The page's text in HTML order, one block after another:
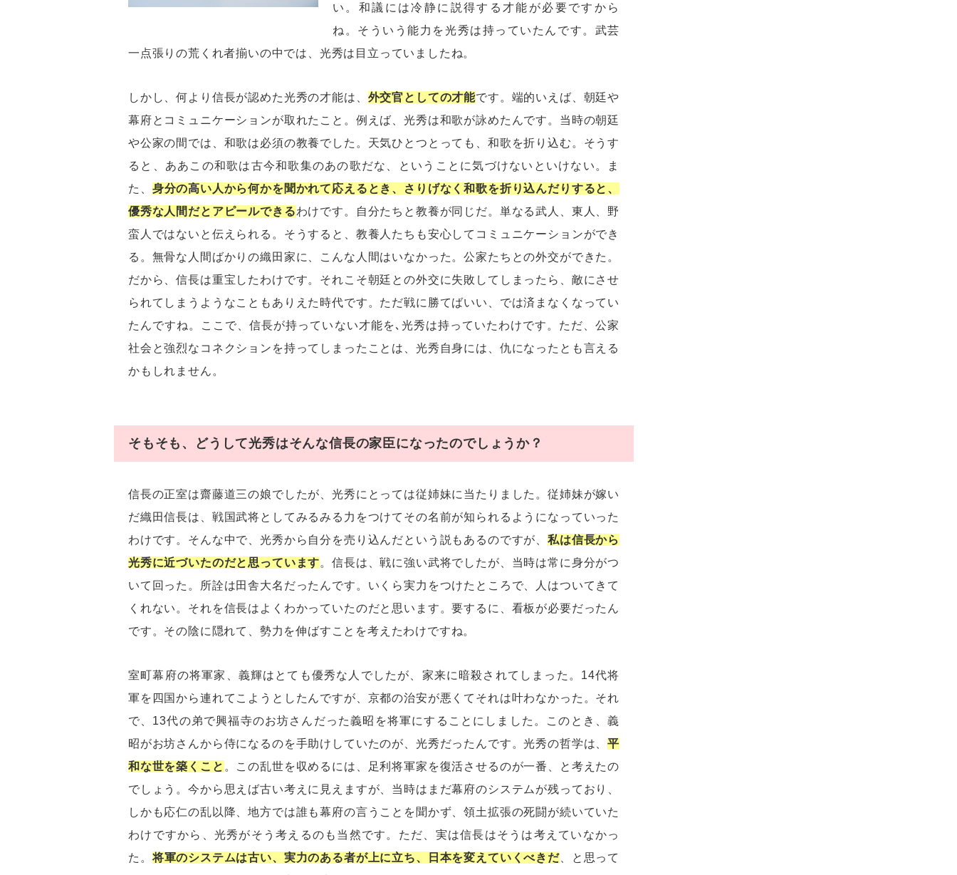
い。和議には冷静に説得する才能が必要ですから
ね。そういう能力を光秀は持っていたんです。武芸
一点張りの荒くれ者揃いの中では、光秀は目立っていましたね。
しかし、何より信長が認めた光秀の才能は、 外交官としての才能です。端的いえば、朝廷や
幕府とコミュニケーションが取れたこと。例えば、光秀は和歌が詠めたんです。当時の朝廷
や公家の間では、和歌は必須の教養でした。天気ひとつとっても、和歌を折り込む。そうす
ると、ああこの和歌は古今和歌集のあの歌だな、ということに気づけないといけない。ま
た、 身分の高い人から何かを聞かれて応えるとき、さりげなく和歌を折り込んだりすると、
優秀な人間だとアピールできるわけです。自分たちと教養が同じだ。単なる武人、東人、野
蛮人ではないと伝えられる。そうすると、教養人たちも安心してコミュニケーションができ
る。無骨な人間ばかりの織田家に、こんな人間はいなかった。公家たちとの外交ができた。
だから、信長は重宝したわけです。それこそ朝廷との外交に失敗してしまったら、敵にさせ
られてしまうようなこともありえた時代です。ただ戦に勝てばいい、では済まなくなってい
たんですね。ここで、信長が持っていない才能を､光秀は持っていたわけです。ただ、公家
社会と強烈なコネクションを持ってしまったことは、光秀自身には、仇になったとも言える
かもしれません。
そもそも、どうして光秀はそんな信長の家臣になったのでしょうか？
信長の正室は齋藤道三の娘でしたが、光秀にとっては従姉妹に当たりました。従姉妹が嫁い
だ織田信長は、戦国武将としてみるみる力をつけてその名前が知られるようになっていった
わけです。そんな中で、光秀から自分を売り込んだという説もあるのですが、私は信長から
光秀に近づいたのだと思っています。信長は、戦に強い武将でしたが、当時は常に身分がつ
いて回った。所詮は田舎大名だったんです。いくら実力をつけたところで、人はついてきて
くれない。それを信長はよくわかっていたのだと思います。要するに、看板が必要だったん
です。その陰に隠れて、勢力を伸ばすことを考えたわけですね。
室町幕府の将軍家、義輝はとても優秀な人でしたが、家来に暗殺されてしまった。14代将
軍を四国から連れてこようとしたんですが、京都の治安が悪くてそれは叶わなかった。それ
で、13代の弟で興福寺のお坊さんだった義昭を将軍にすることにしました。このとき、義
昭がお坊さんから侍になるのを手助けしていたのが、光秀だったんです。光秀の哲学は、平
和な世を築くこと 。この乱世を収めるには、足利将軍家を復活させるのが一番、と考えたの
でしょう。今から思えば古い考えに見えますが、当時はまだ幕府のシステムが残っており、
しかも応仁の乱以降、地方では誰も幕府の言うことを聞かず、領土拡張の死闘が続いていた
わけですから、光秀がそう考えるのも当然です。ただ、実は信長はそうは考えていなかっ
た。将軍のシステムは古い、実力のある者が上に立ち、日本を変えていくべきだ、と思って